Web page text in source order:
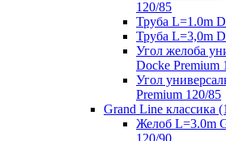
120/85
Труба L=1.0m
Труба L=3,0m
Угол желоба
Docke Premium
Угол
Premium 120/85
Grand Line классика
Желоб L=3.0m
120/90